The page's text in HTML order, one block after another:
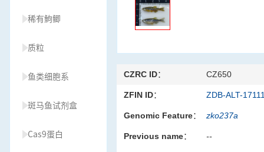
稀有鮈鲫
质粒
鱼类细胞系
斑马鱼试剂盒
Cas9蛋白
CZRC ID： CZ650
ZFIN ID： ZDB-ALT-
Genomic Feature： zko237a
Previous name： --